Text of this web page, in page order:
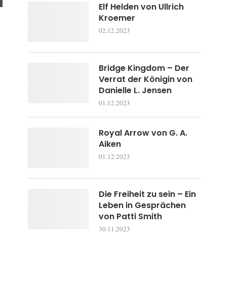
Elf Helden von Ullrich
Kroemer
02.12.2023
Bridge Kingdom – Der
Verrat der Königin von
Danielle L. Jensen
01.12.2023
Royal Arrow von G. A.
Aiken
01.12.2023
Die Freiheit zu sein – Ein
Leben in Gesprächen
von Patti Smith
30.11.2023